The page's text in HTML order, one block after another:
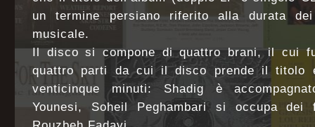
un termine persiano riferito alla durata
musicale.
Il disco si compone di quattro brani, il cui
quattro parti da cui il disco prende il titolo
venticinque minuti: Shadig è
Younesi, Soheil Peghambari si occupa